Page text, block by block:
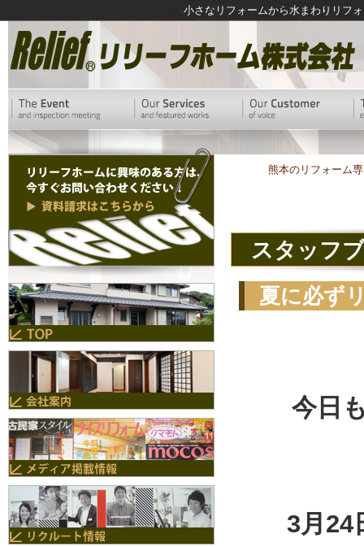
小さなリフォームから水まわりリフ
熊本のリフォーム
スタッフ
夏に必ず
今日
3月24